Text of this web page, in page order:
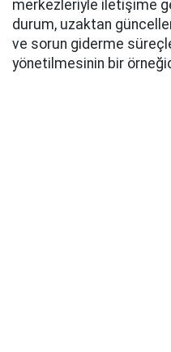
merkezleriyle iletişime
durum, uzaktan
ve sorun giderme
yönetilmesinin bir